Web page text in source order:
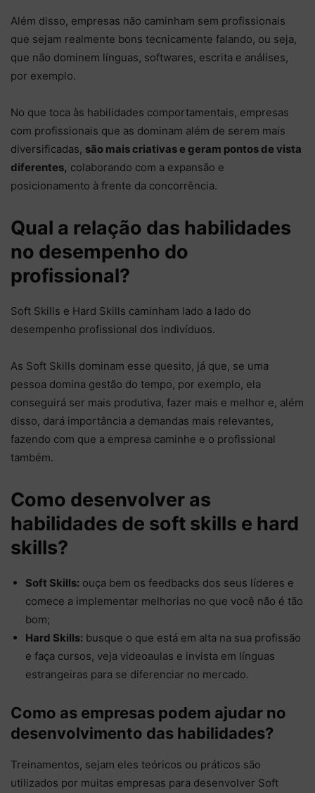
Além disso, empresas não caminham sem profissionais
que sejam realmente bons tecnicamente falando, ou seja,
que não dominem línguas, softwares, escrita e análises,
por exemplo.
No que toca às habilidades comportamentais, empresas
com profissionais que as dominam além de serem mais
diversificadas, são mais criativas e geram pontos de vista
diferentes, colaborando com a expansão e
posicionamento à frente da concorrência.
Qual a relação das habilidades
no desempenho do
profissional?
Soft Skills e Hard Skills caminham lado a lado do
desempenho profissional dos indivíduos.
As Soft Skills dominam esse quesito, já que, se uma
pessoa domina gestão do tempo, por exemplo, ela
conseguirá ser mais produtiva, fazer mais e melhor e, além
disso, dará importância a demandas mais relevantes,
fazendo com que a empresa caminhe e o profissional
também.
Como desenvolver as
habilidades de soft skills e hard
skills?
Soft Skills: ouça bem os feedbacks dos seus líderes e
comece a implementar melhorias no que você não é tão
bom;
Hard Skills: busque o que está em alta na sua profissão
e faça cursos, veja videoaulas e invista em línguas
estrangeiras para se diferenciar no mercado.
Como as empresas podem ajudar no
desenvolvimento das habilidades?
Treinamentos, sejam eles teóricos ou práticos são
utilizados por muitas empresas para desenvolver Soft